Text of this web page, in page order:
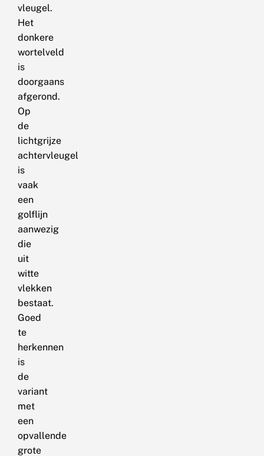
vleugel.
Het
donkere
wortelveld
is
doorgaans
afgerond.
Op
de
lichtgrijze
achtervleugel
is
vaak
een
golflijn
aanwezig
die
uit
witte
vlekken
bestaat.
Goed
te
herkennen
is
de
variant
met
een
opvallende
grote